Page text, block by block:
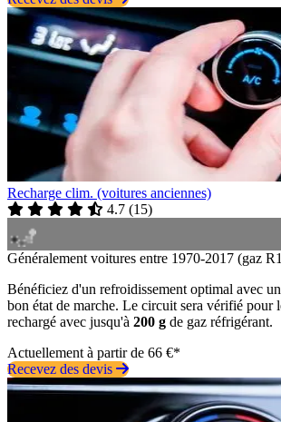
Recharge clim. (voitures anciennes)
4.7 (15)
Généralement voitures entre 1970-2017 (gaz
Bénéficiez d'un refroidissement optimal avec
bon état de marche. Le circuit sera vérifié pour
rechargé avec jusqu'à 200 g de gaz réfrigérant.
Actuellement à partir de 66 €*
Recevez des devis